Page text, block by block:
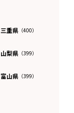
三重県 （400）
山梨県 （399）
富山県 （399）